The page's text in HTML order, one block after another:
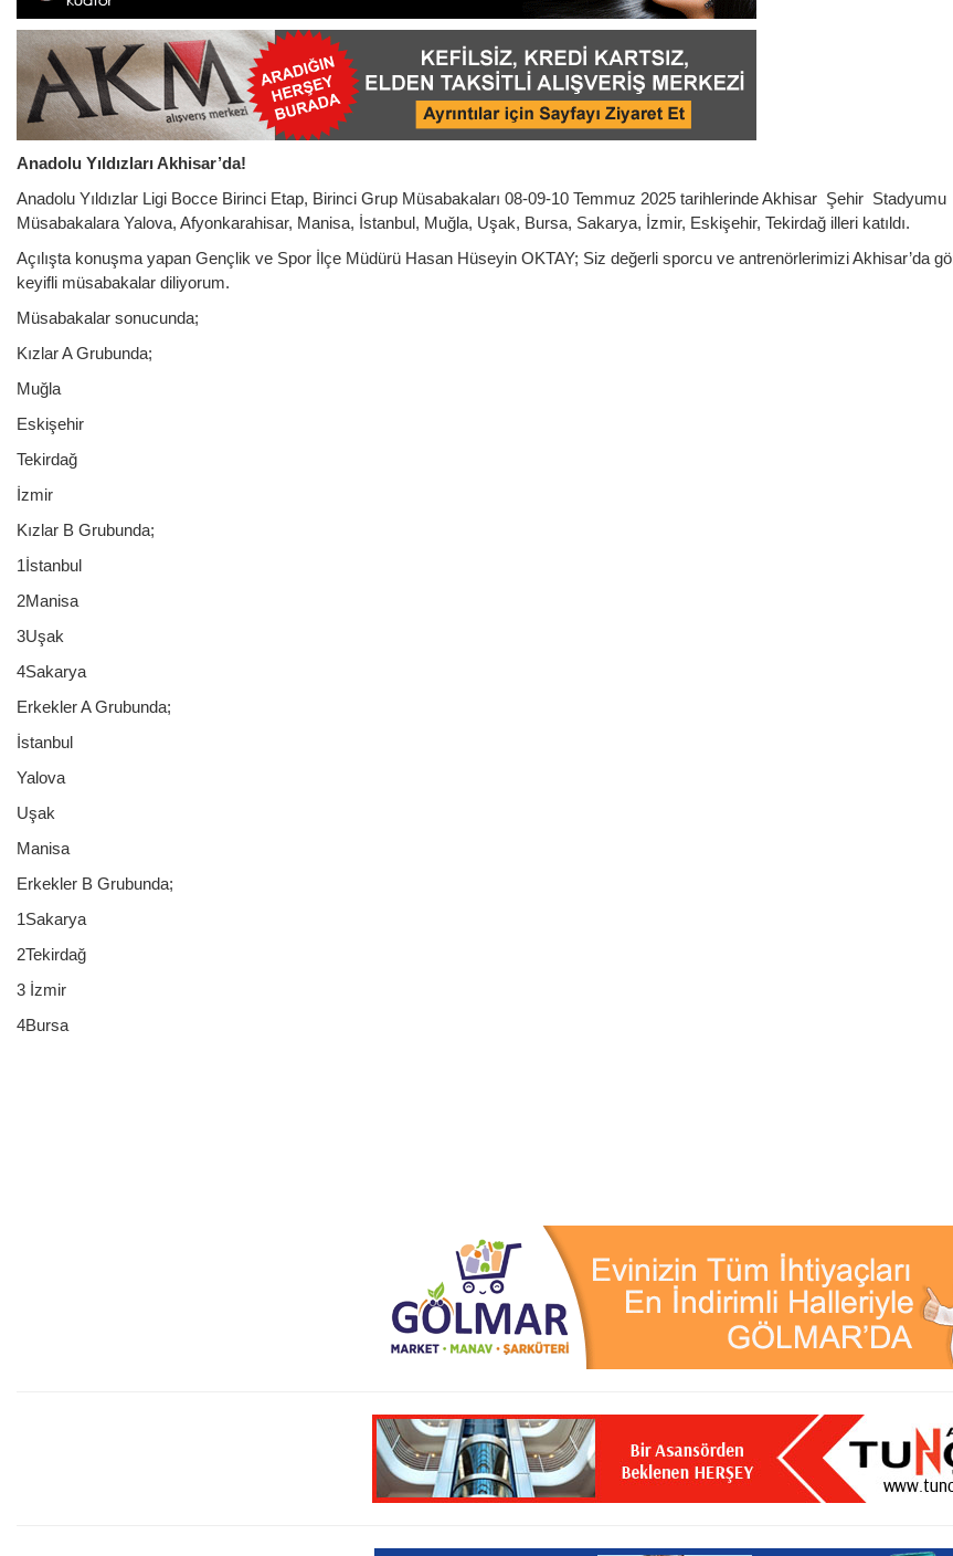
Anadolu Yıldızları Akhisar’da!
Anadolu Yıldızlar Ligi Bocce Birinci Etap, Birinci Grup Müsabakaları 08-09-10 Temmuz 2025 tarihlerinde Akhisar Şehir
Müsabakalara Yalova, Afyonkarahisar, Manisa, İstanbul, Muğla, Uşak, Bursa, Sakarya, İzmir, Eskişehir, Tekirdağ illeri katıldı.
Açılışta konuşma yapan Gençlik ve Spor İlçe Müdürü Hasan Hüseyin OKTAY; Siz değerli sporcu ve antrenörlerimizi Akhisar’da
keyifli müsabakalar diliyorum.
Müsabakalar sonucunda;
Kızlar A Grubunda;
Muğla
Eskişehir
Tekirdağ
İzmir
Kızlar B Grubunda;
1İstanbul
2Manisa
3Uşak
4Sakarya
Erkekler A Grubunda;
İstanbul
Yalova
Uşak
Manisa
Erkekler B Grubunda;
1Sakarya
2Tekirdağ
3 İzmir
4Bursa